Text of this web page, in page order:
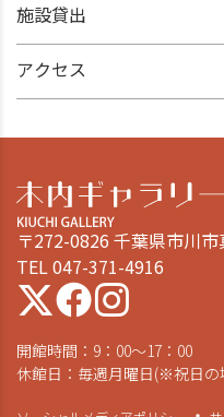
施設貸出
アクセス
〒272-0826 千葉県市川
TEL 047-371-4916
開館時間：9：00～17：00
休館日：毎週月曜日(※祝日の